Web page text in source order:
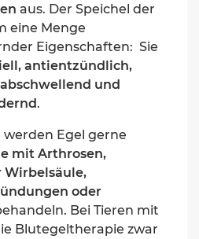
aus. Der Speichel der
eine Menge
Eigenschaften: Sie
antientzündlich,
und
.
Egel gerne
mit Arthrosen,
Wirbelsäule,
oder
Bei Tieren mit
Blutegeltherapie zwar